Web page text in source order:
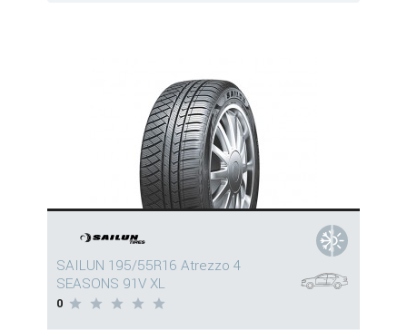
SAILUN 195/55R16 Atrezzo 4
SEASONS 91V XL
0